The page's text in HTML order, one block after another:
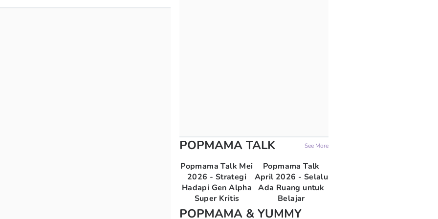
POPMAMA TALK See More
Popmama Talk Mei
2026 - Strategi
Hadapi Gen Alpha
Super Kritis
Popmama Talk
April 2026 - Selalu
Ada Ruang untuk
Belajar
POPMAMA & YUMMY